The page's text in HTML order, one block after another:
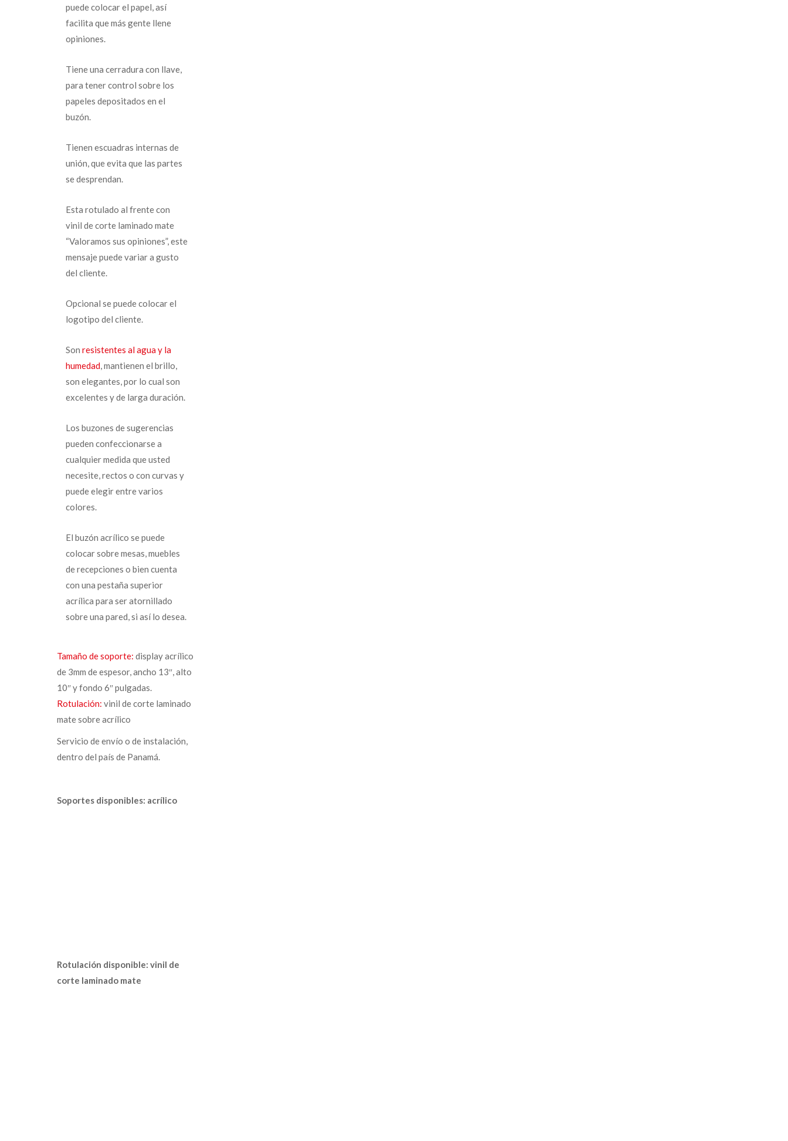
puede colocar el papel, así
facilita que más gente llene
opiniones.
Tiene una cerradura con llave,
para tener control sobre los
papeles depositados en el
buzón.
Tienen escuadras internas de
unión, que evita que las partes
se desprendan.
Esta rotulado al frente con
vinil de corte laminado mate
“Valoramos sus opiniones”, este
mensaje puede variar a gusto
del cliente.
Opcional se puede colocar el
logotipo del cliente.
Son resistentes al agua y la
humedad, mantienen el brillo,
son elegantes, por lo cual son
excelentes y de larga duración.
Los buzones de sugerencias
pueden confeccionarse a
cualquier medida que usted
necesite, rectos o con curvas y
puede elegir entre varios
colores.
El buzón acrílico se puede
colocar sobre mesas, muebles
de recepciones o bien cuenta
con una pestaña superior
acrílica para ser atornillado
sobre una pared, si así lo desea.
Tamaño de soporte: display acrílico
de 3mm de espesor, ancho 13″, alto
10″ y fondo 6″ pulgadas.
Rotulación: vinil de corte laminado
mate sobre acrílico
Servicio de envío o de instalación,
dentro del país de Panamá.
Soportes disponibles: acrílico
Rotulación disponible: vinil de
corte laminado mate